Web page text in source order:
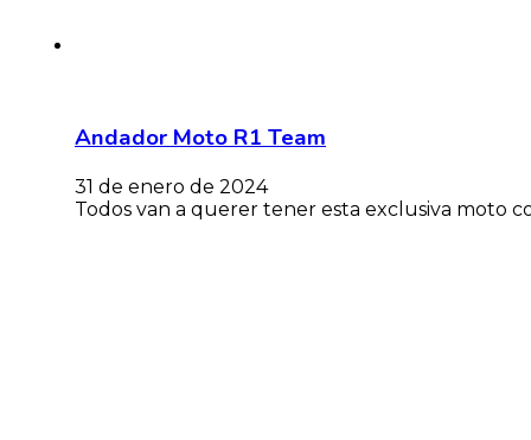
Andador Moto R1 Team
31 de enero de 2024
Todos van a querer tener esta exclusiva moto